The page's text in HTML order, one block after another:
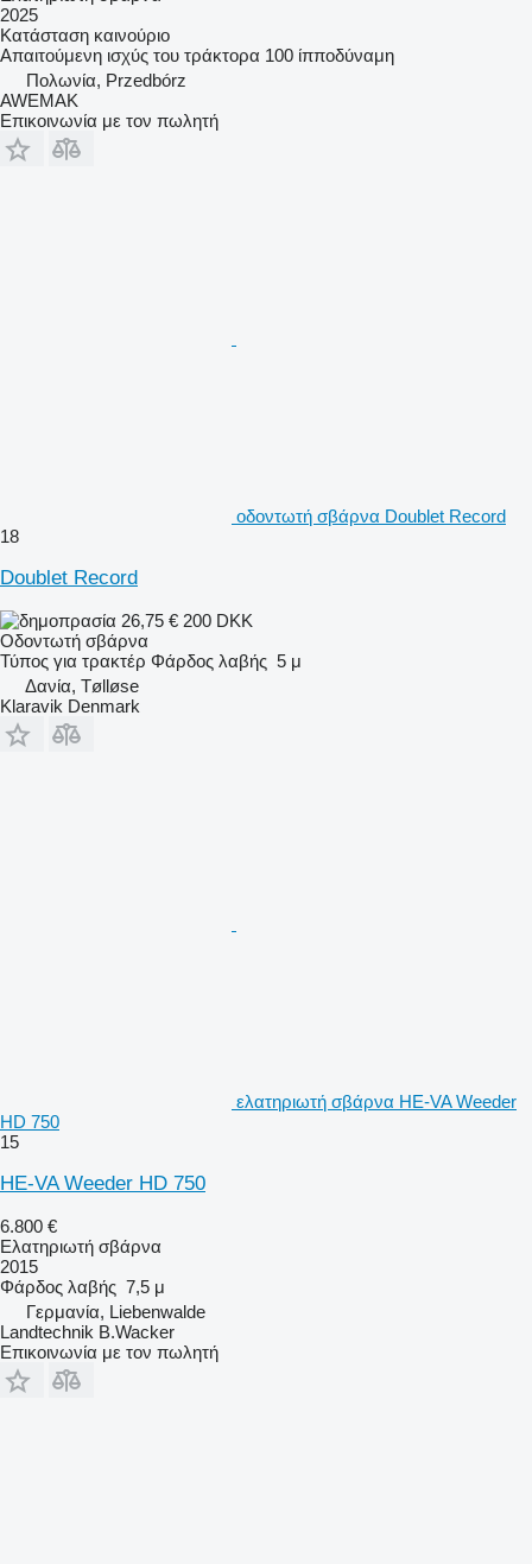
2025
Κατάσταση καινούριο
Απαιτούμενη ισχύς του τράκτορα 100 ίπποδύναμη
Πολωνία, Przedbórz
AWEMAK
Επικοινωνία με τον πωλητή
οδοντωτή σβάρνα Doublet Record
18
Doublet Record
26,75 € 200 DKK
Οδοντωτή σβάρνα
Τύπος για τρακτέρ Φάρδος λαβής 5 μ
Δανία, Tølløse
Klaravik Denmark
ελατηριωτή σβάρνα HE-VA Weeder
HD 750
15
HE-VA Weeder HD 750
6.800 €
Ελατηριωτή σβάρνα
2015
Φάρδος λαβής 7,5 μ
Γερμανία, Liebenwalde
Landtechnik B.Wacker
Επικοινωνία με τον πωλητή